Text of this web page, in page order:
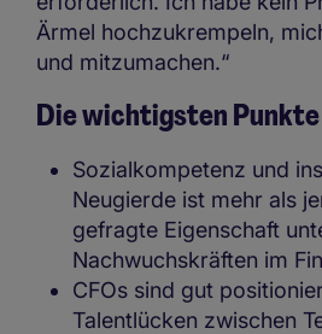
Ärmel hochzukrempeln,
und mitzumachen.“
Die wichtigsten Punkte
Sozialkompetenz und
Neugierde ist mehr als
gefragte Eigenschaft
Nachwuchskräften im
CFOs sind gut
Talentlücken zwischen